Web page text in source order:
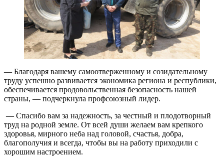
— Благодаря вашему самоотверженному и созидательному
труду успешно развивается экономика региона и республики,
обеспечивается продовольственная безопасность нашей
страны, — подчеркнула профсоюзный лидер.
— Спасибо вам за надежность, за честный и плодотворный
труд на родной земле. От всей души желаем вам крепкого
здоровья, мирного неба над головой, счастья, добра,
благополучия и всегда, чтобы вы на работу приходили с
хорошим настроением.